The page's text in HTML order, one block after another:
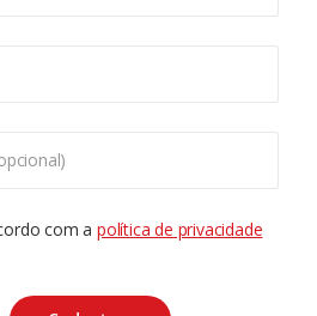
com apolítica de privacidade
mais